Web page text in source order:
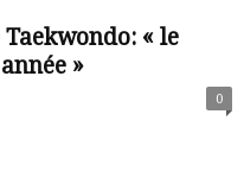
« le
»
0